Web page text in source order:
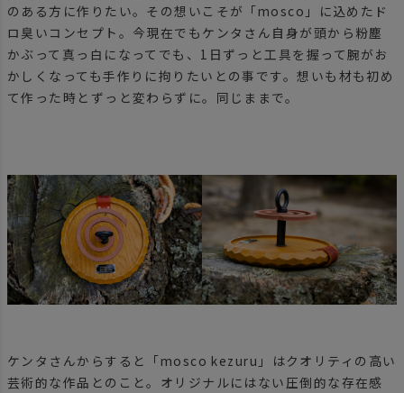
のある方に作りたい。その想いこそが「mosco」に込めたド
ロ臭いコンセプト。今現在でもケンタさん自身が頭から粉塵
かぶって真っ白になってでも、1日ずっと工具を握って腕がお
かしくなっても手作りに拘りたいとの事です。想いも材も初め
て作った時とずっと変わらずに。同じままで。
ケンタさんからすると「mosco kezuru」はクオリティの高い
芸術的な作品とのこと。オリジナルにはない圧倒的な存在感